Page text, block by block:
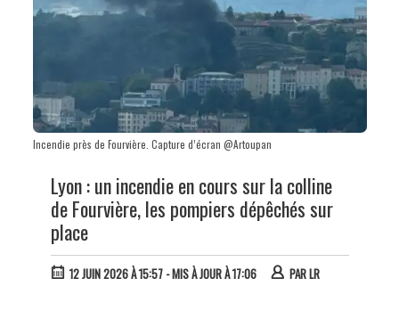
Incendie près de Fourvière. Capture d’écran @Artoupan
Lyon : un incendie en cours sur la colline
de Fourvière, les pompiers dépêchés sur
place
12 JUIN 2026 À 15:57- MIS À JOUR À 17:06 PARLR